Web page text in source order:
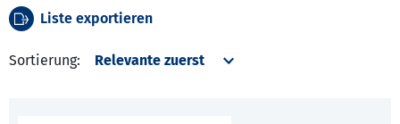
Liste exportieren
Sortierung: